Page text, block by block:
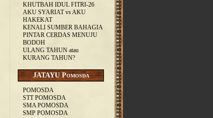
KHUTBAH IDUL FITRI-26
AKU SYARIAT vs AKU
HAKEKAT
KENALI SUMBER BAHAGIA
PINTAR CERDAS MENUJU
BODOH
ULANG TAHUN atau
KURANG TAHUN?
JATAYU Pomosda
POMOSDA
STT POMOSDA
SMA POMOSDA
SMP POMOSDA